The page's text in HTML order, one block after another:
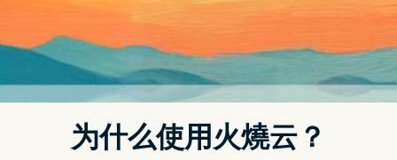
Flip3 是使摺叠萤幕销售成长的功臣；虽然有关注手机市场
的玩家不难想像 Galaxy Z Flip3 卖得很好，但可能没料到後
续中国品牌平价摺叠机陆续推出後， Galaxy Z Flip3 在
2022 年第一季占了整体摺叠手机超过五成的销售量。
▲三星仍占摺叠机 74% 市场(图片来源： DSCC )